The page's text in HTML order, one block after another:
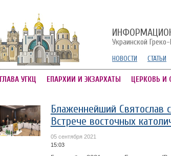
Украинской
НОВОСТИ СТАТЬИ
ГЛАВА УГКЦ ЕПАРХИИ И ЭКЗАРХАТЫ ЦЕРКОВЬ И
Блаженнейший Святослав
Встрече восточных
05 сентября 2021
15:03